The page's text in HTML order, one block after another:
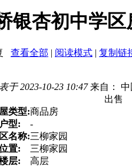
银杏初中学
查看全部 阅读模式 复制链
于 2023-10-23 10:47来自： 中
出售
类型:商品房
户型:
-
名称:三柳家园
置:
三柳家园
层:
高层